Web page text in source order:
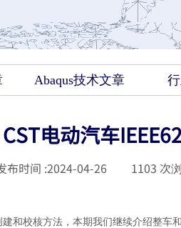
Abaqus技术文章
CST电动汽车
布时间 :2024-04-26 1103 次
和校核方法，本期我们继续介绍整车